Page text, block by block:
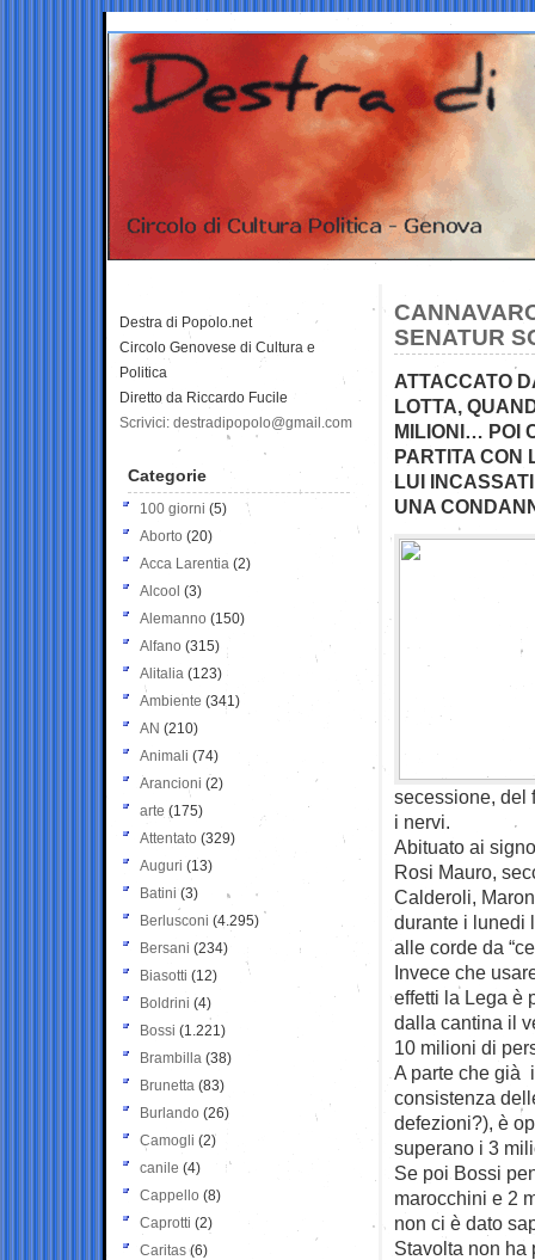
SENATUR
ATTACCATO
LOTTA,
MILIONI… POI
PARTITA CON
LUI
UNA
secessione, del
i nervi.
Abituato ai
Rosi Mauro,
Calderoli,
durante i lunedi
alle corde da
Invece che
effetti la Lega è
dalla cantina il
10 milioni di
A parte che già
consistenza
defezioni?), è
superano i 3
Se poi Bossi
marocchini e 2
non ci è dato
Stavolta non ha
Destra di Popolo.net
Circolo Genovese di Cultura e
Politica
Diretto da Riccardo Fucile
Scrivici: destradipopolo@gmail.com
Categorie
100 giorni (5)
Aborto (20)
Acca Larentia (2)
Alcool (3)
Alemanno (150)
Alfano (315)
Alitalia (123)
Ambiente (341)
AN (210)
Animali (74)
Arancioni (2)
arte (175)
Attentato (329)
Auguri (13)
Batini (3)
Berlusconi (4.295)
Bersani (234)
Biasotti (12)
Boldrini (4)
Bossi (1.221)
Brambilla (38)
Brunetta (83)
Burlando (26)
Camogli (2)
canile (4)
Cappello (8)
Caprotti (2)
Caritas (6)